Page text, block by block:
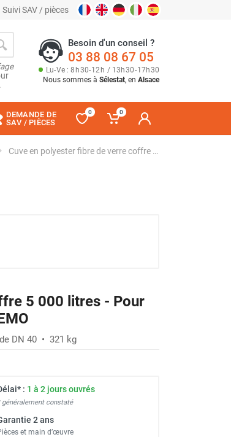
Suivi SAV / pièces
Besoin d'un conseil ?
03 88 08 67 05
Lu-Ve : 8h30-12h / 13h30-17h30
Nous sommes à Sélestat, en Alsace
DEMANDE DE
SAV / PIÈCES
0 0
Cuve en polyester fibre de verre coffre 5 000 litres - Pour eau, engrais, émulseur incendie - CEMO
5 000 litres - Pour
DN 40 • 321 kg
: 1 à 2 jours ouvrés
généralement constaté
2 ans
et main d’œuvre